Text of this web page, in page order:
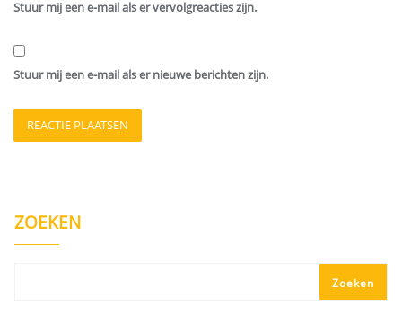
Stuur mij een e-mail als er vervolgreacties zijn.
Stuur mij een e-mail als er nieuwe berichten zijn.
ZOEKEN
Zoeken